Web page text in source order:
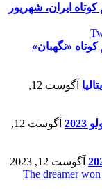
ایران، شهریور
«نگهبان»
آگوست 12,
آگوست 12,
آگوست 12, 2023